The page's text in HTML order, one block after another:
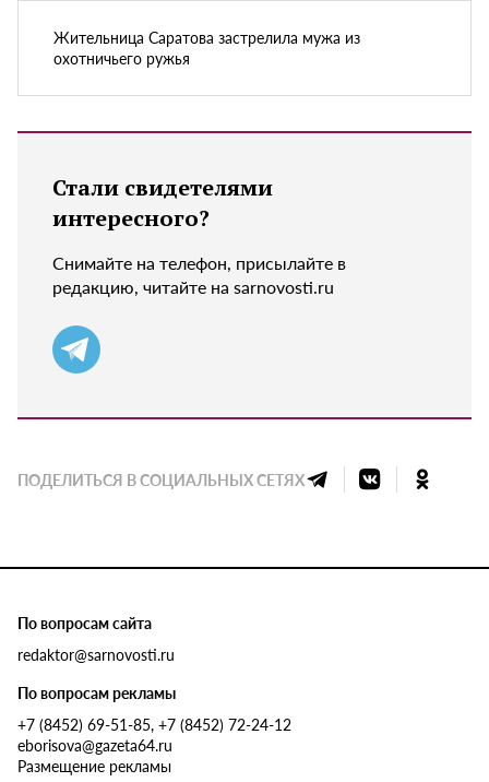
Жительница Саратова застрелила мужа из
охотничьего ружья
Стали свидетелями
интересного?
Снимайте на телефон, присылайте в
редакцию, читайте на sarnovosti.ru
ПОДЕЛИТЬСЯ В СОЦИАЛЬНЫХ СЕТЯХ
По вопросам сайта
redaktor@sarnovosti.ru
По вопросам рекламы
+7 (8452) 69-51-85, +7 (8452) 72-24-12
eborisova@gazeta64.ru
Размещение рекламы